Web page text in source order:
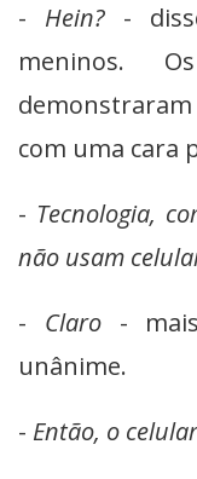
- Hein? -
meninos.
com uma cara
- Tecnologia,
não usam
- Claro -
unânime.
- Então, o